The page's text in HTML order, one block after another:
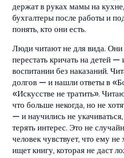
держат в руках мамы на
бухгалтеры после работы и
понять, кто они есть.
Люди читают не для вида. Они
перестать кричать на детей —
воспитании без наказаний.
долгов — и нашли ответы в
«Искусстве не тратить».
что больше некогда, но не
— и научились не
терять интерес. Это не
человек чувствует, что ему
ищет книгу, которая не даст